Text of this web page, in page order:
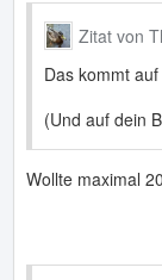
Zitat von
Das kommt
(Und auf dein
Wollte maximal